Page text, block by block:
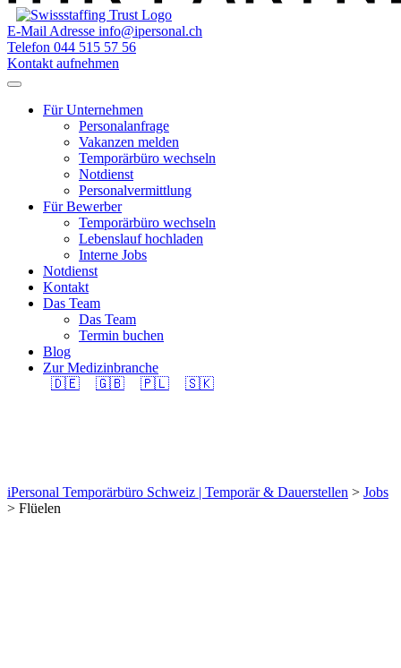
E-Mail Adresse info@ipersonal.ch
Telefon 044 515 57 56
Kontakt aufnehmen
Für Unternehmen
Personalanfrage
Vakanzen melden
Temporärbüro wechseln
Notdienst
Personalvermittlung
Für Bewerber
Temporärbüro wechseln
Lebenslauf hochladen
Interne Jobs
Notdienst
Kontakt
Das Team
Das Team
Termin buchen
Blog
Zur Medizinbranche
🇩🇪
🇬🇧 🇵🇱 🇸🇰
iPersonal Temporärbüro Schweiz | Temporär & Dauerstellen > Jobs
> Flüelen